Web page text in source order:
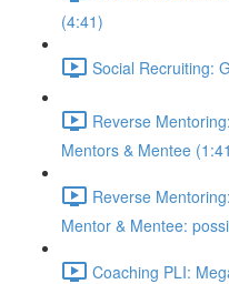
(4:41)
Social Recruiting:
Reverse
Mentors & Mentee
Reverse
Mentor & Mentee:
Coaching PLI: